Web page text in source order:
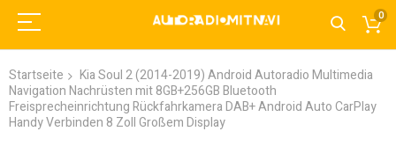
0
Startseite
Kia Soul 2 (2014-2019) Android Autoradio Multimedia
Navigation Nachrüsten mit 8GB+256GB Bluetooth
Freisprecheinrichtung​ Rückfahrkamera DAB+ Android Auto CarPlay
Handy Verbinden​ 8 Zoll Großem Display